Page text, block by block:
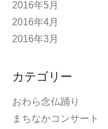
2016年5月
2016年4月
2016年3月
カテゴリー
おわら念仏踊り
まちなかコンサート